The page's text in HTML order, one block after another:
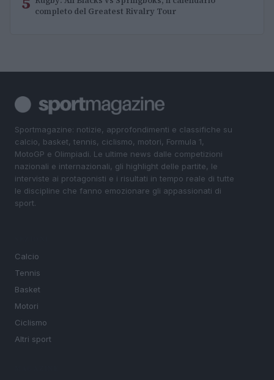
completo del Greatest Rivalry Tour
Sportmagazine: notizie, approfondimenti e classifiche su
calcio, basket, tennis, ciclismo, motori, Formula 1,
MotoGP e Olimpiadi. Le ultime news dalle competizioni
nazionali e internazionali, gli highlight delle partite, le
interviste ai protagonisti e i risultati in tempo reale di tutte
le discipline che fanno emozionare gli appassionati di
sport.
Calcio
Tennis
Basket
Motori
Ciclismo
Altri sport